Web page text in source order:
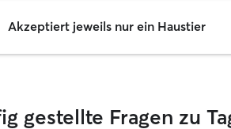
Akzeptiert jeweils nur ein Haustier
gestellte Fragen zu